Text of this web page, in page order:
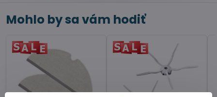
Mohlo by sa vám hodiť